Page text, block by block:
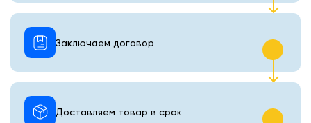
Доставляем товар в срок
Заключаем договор